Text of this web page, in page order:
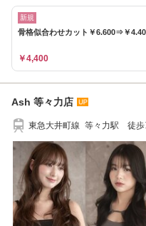
新規
骨格似合わせカット￥6.600⇒￥
￥4,400
Ash 等々力店
東急大井町線 等々力駅 徒歩